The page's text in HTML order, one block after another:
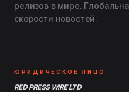
релизов в мире.
скорости новостей.
ЮРИДИЧЕСКОЕ ЛИЦО
RED PRESS WIRE LTD